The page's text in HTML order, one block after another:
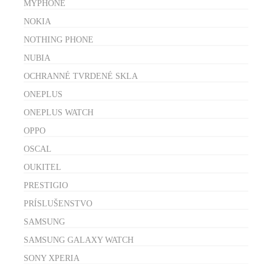
MYPHONE
NOKIA
NOTHING PHONE
NUBIA
OCHRANNÉ TVRDENÉ SKLA
ONEPLUS
ONEPLUS WATCH
OPPO
OSCAL
OUKITEL
PRESTIGIO
PRÍSLUŠENSTVO
SAMSUNG
SAMSUNG GALAXY WATCH
SONY XPERIA